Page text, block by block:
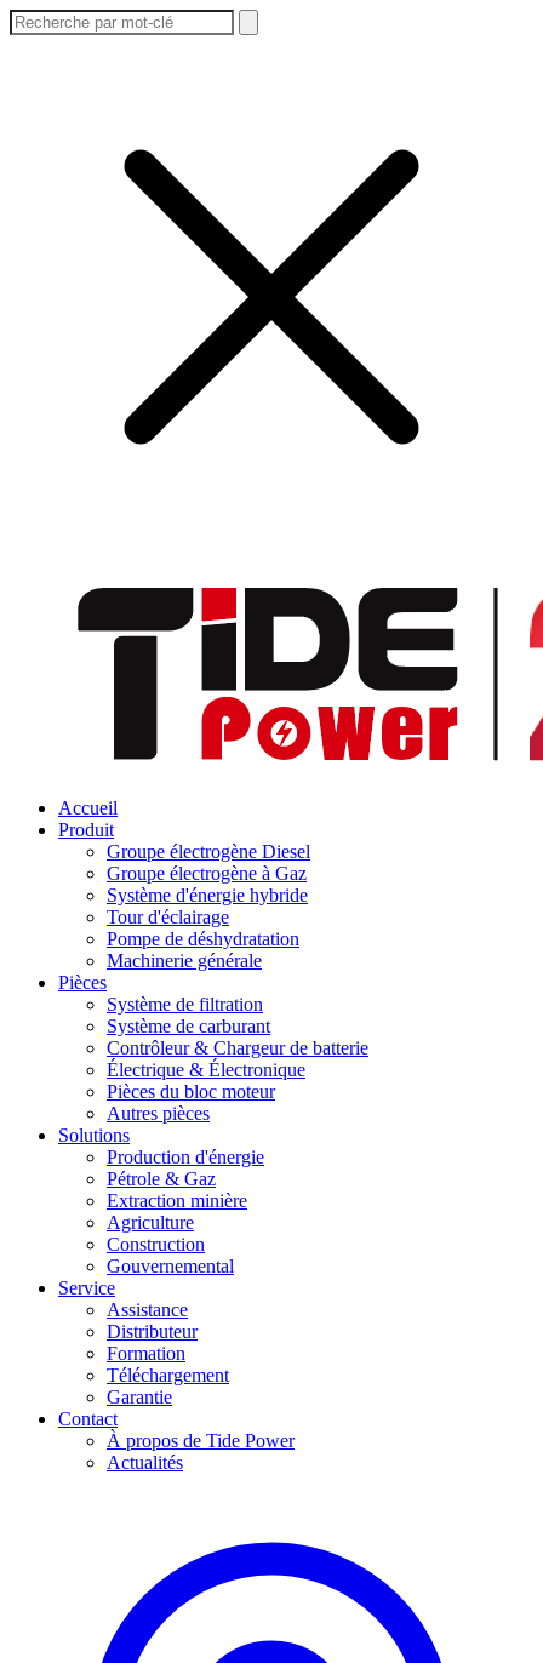
Accueil
Produit
Groupe électrogène Diesel
Groupe électrogène à Gaz
Système d'énergie hybride
Tour d'éclairage
Pompe de déshydratation
Machinerie générale
Pièces
Système de filtration
Système de carburant
Contrôleur & Chargeur de batterie
Électrique & Électronique
Pièces du bloc moteur
Autres pièces
Solutions
Production d'énergie
Pétrole & Gaz
Extraction minière
Agriculture
Construction
Gouvernemental
Service
Assistance
Distributeur
Formation
Téléchargement
Garantie
Contact
À propos de Tide Power
Actualités